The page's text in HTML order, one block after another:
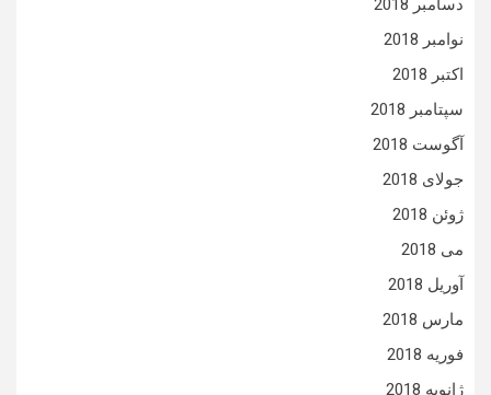
دسامبر 2018
نوامبر 2018
اکتبر 2018
سپتامبر 2018
آگوست 2018
جولای 2018
ژوئن 2018
می 2018
آوریل 2018
مارس 2018
فوریه 2018
ژانویه 2018